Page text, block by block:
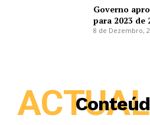
Governo
para 2023 de
8 de Dezembro,